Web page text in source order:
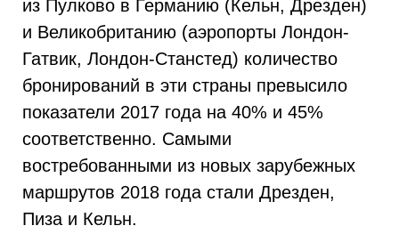
из Пулково в Германию (Кельн, Дрезден)
и Великобританию (аэропорты Лондон-
Гатвик, Лондон-Станстед) количество
бронирований в эти страны превысило
показатели 2017 года на 40% и 45%
соответственно. Самыми
востребованными из новых зарубежных
маршрутов 2018 года стали Дрезден,
Пиза и Кельн.